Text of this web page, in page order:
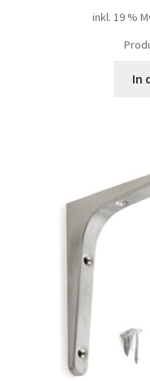
inkl. 19 %
In